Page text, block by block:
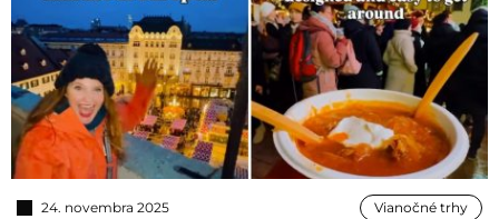
24. novembra 2025 Vianočné trhy